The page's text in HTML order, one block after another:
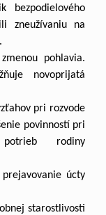
bezpodielového
zneužívaniu na
pohlavia.
novoprijatá
pri rozvode
povinností pri
potrieb rodiny
úcty
starostlivosti